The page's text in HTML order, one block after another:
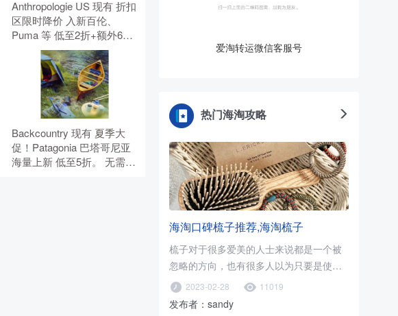
Anthropologie US 现有 折扣
区限时降价 入新百伦、
Puma 等 低至2折+额外6
折。 无需使用优惠码。
Backcountry 现有 夏季大
促！Patagonia 巴塔哥尼亚
海量上新 低至5折。 无需使
爱淘转运微信客服号
热门海淘攻略
海淘口碑梳子推荐,海淘梳子
梳子对于很多爱美的人士来说都是一个被
忽略的方向，也有很多人以为只要是使用
木梳就可以了，只要促进血液循环..
2023-02-28 11019
发布者：sandy